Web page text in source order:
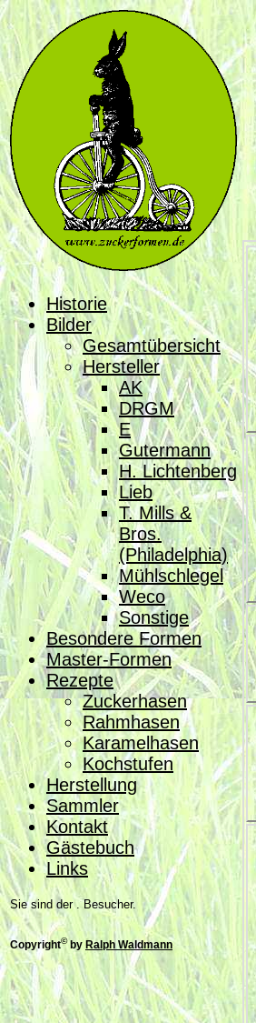
Historie
Bilder
Gesamtübersicht
Hersteller
AK
DRGM
E
Gutermann
H. Lichtenberg
Lieb
T. Mills &
Bros.
(Philadelphia)
Mühlschlegel
Weco
Sonstige
Besondere Formen
Master-Formen
Rezepte
Zuckerhasen
Rahmhasen
Karamelhasen
Kochstufen
Herstellung
Sammler
Kontakt
Gästebuch
Links
Sie sind der . Besucher.
Copyright©by Ralph Waldmann